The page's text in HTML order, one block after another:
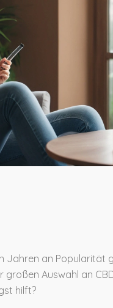
Jahren an Popularität
Auswahl an
hilft?